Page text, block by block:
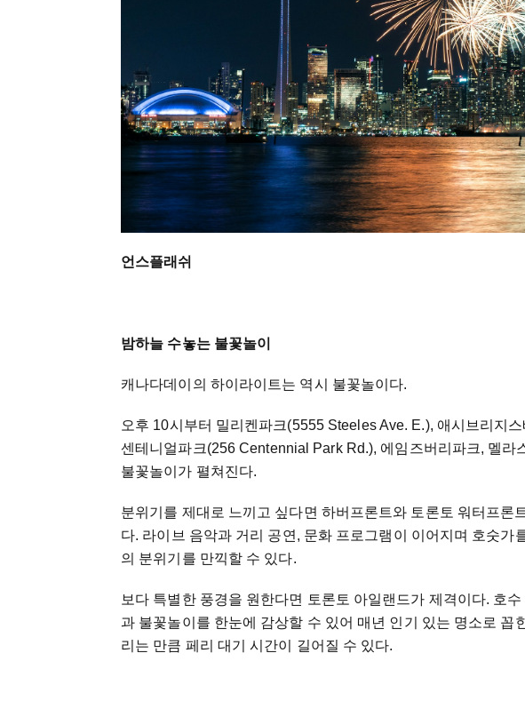
언스플래쉬
밤하늘 수놓는 불꽃놀이
캐나다데이의 하이라이트는 역시 불꽃놀이다.
오후 10시부터 밀리켄파크(5555 Steeles Ave. E.), 애시브리지
센테니얼파크(256 Centennial Park Rd.), 에임즈버리파크, 멜라
불꽃놀이가 펼쳐진다.
분위기를 제대로 느끼고 싶다면 하버프론트와 토론토 워터프론
다. 라이브 음악과 거리 공연, 문화 프로그램이 이어지며 호숫가
의 분위기를 만끽할 수 있다.
보다 특별한 풍경을 원한다면 토론토 아일랜드가 제격이다. 호
과 불꽃놀이를 한눈에 감상할 수 있어 매년 인기 있는 명소로 꼽
리는 만큼 페리 대기 시간이 길어질 수 있다.